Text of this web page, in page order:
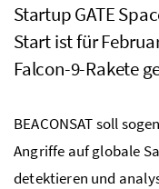
Startup GATE
Start ist für
Falcon-9-Rakete
BEACONSAT soll
Angriffe auf globale
detektieren und